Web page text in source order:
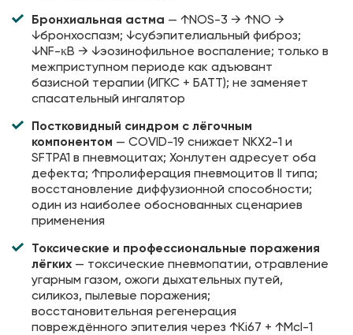
Бронхиальная астма — ↑NOS-3 → ↑NO →
↓бронхоспазм; ↓субэпителиальный фиброз;
↓NF-κB → ↓эозинофильное воспаление; только в
межприступном периоде как адъювант
базисной терапии (ИГКС + БАТТ); не заменяет
спасательный ингалятор
Постковидный синдром с лёгочным
компонентом — COVID-19 снижает NKX2-1 и
SFTPA1 в пневмоцитах; Хонлутен адресует оба
дефекта; ↑пролиферация пневмоцитов II типа;
восстановление диффузионной способности;
один из наиболее обоснованных сценариев
применения
Токсические и профессиональные поражения
лёгких — токсические пневмопатии, отравление
угарным газом, ожоги дыхательных путей,
силикоз, пылевые поражения;
восстановительная регенерация
повреждённого эпителия через ↑Ki67 + ↑Mcl-1